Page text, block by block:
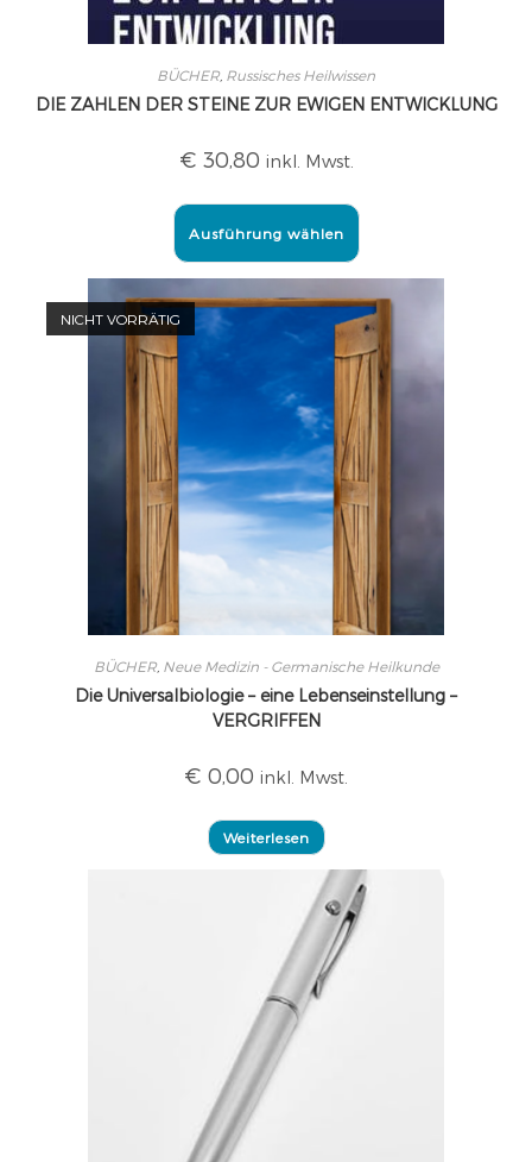
BÜCHER, Russisches Heilwissen
DIE ZAHLEN DER STEINE ZUR EWIGEN ENTWICKLUNG
€ 30,80 inkl. Mwst.
Ausführung wählen
NICHT VORRÄTIG
BÜCHER, Neue Medizin - Germanische Heilkunde
Die Universalbiologie – eine Lebenseinstellung –
VERGRIFFEN
€ 0,00 inkl. Mwst.
Weiterlesen